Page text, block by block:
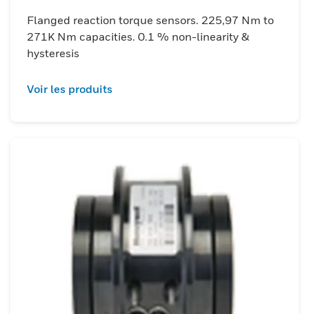
Flanged reaction torque sensors. 225,97 Nm to
271K Nm capacities. 0.1 % non-linearity &
hysteresis
Voir les produits